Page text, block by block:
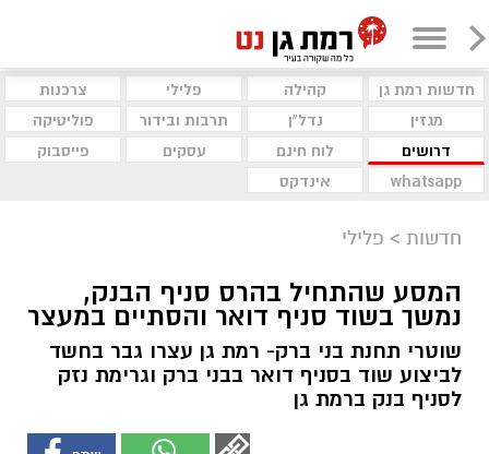
חדשות רמת גן קהילה פלילי
צרכנות
מגזין
נדל"ן תרבות ובידור
פוליטיקה
דרושים
לוח חינם עסקים
פייסבוק
whatsapp
אינדקס
חדשות > פלילי
המסע שהתחיל בהרס סניף הבנק,
נמשך בשוד סניף דואר והסתיים במעצר
שוטרי תחנת בני ברק- רמת גן עצרו גבר בחשד
לביצוע שוד בסניף דואר בבני ברק וגרימת נזק
לסניף בנק ברמת גן